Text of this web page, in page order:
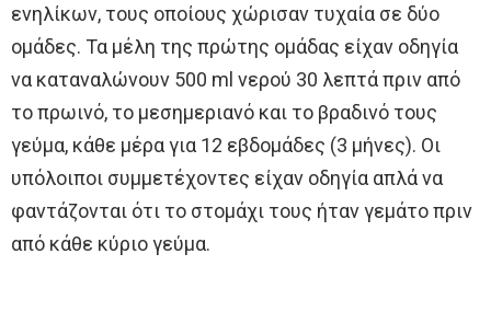
ενηλίκων, τους οποίους χώρισαν τυχαία σε δύο
ομάδες. Τα μέλη της πρώτης ομάδας είχαν οδηγία
να καταναλώνουν 500 ml νερού 30 λεπτά πριν από
το πρωινό, το μεσημεριανό και το βραδινό τους
γεύμα, κάθε μέρα για 12 εβδομάδες (3 μήνες). Οι
υπόλοιποι συμμετέχοντες είχαν οδηγία απλά να
φαντάζονται ότι το στομάχι τους ήταν γεμάτο πριν
από κάθε κύριο γεύμα.